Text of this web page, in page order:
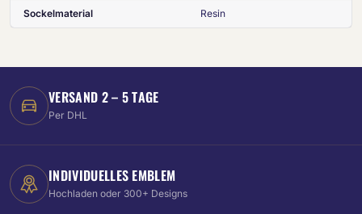
Sockelmaterial Resin
VERSAND 2 – 5 TAGE
Per DHL
INDIVIDUELLES EMBLEM
Hochladen oder 300+ Designs